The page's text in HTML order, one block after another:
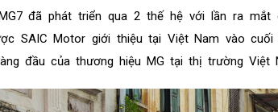
đã phát triển qua 2 thế hệ với lần ra mắt
SAIC Motor giới thiệu tại Việt Nam vào cuối
đầu của thương hiệu MG tại thị trường Việt